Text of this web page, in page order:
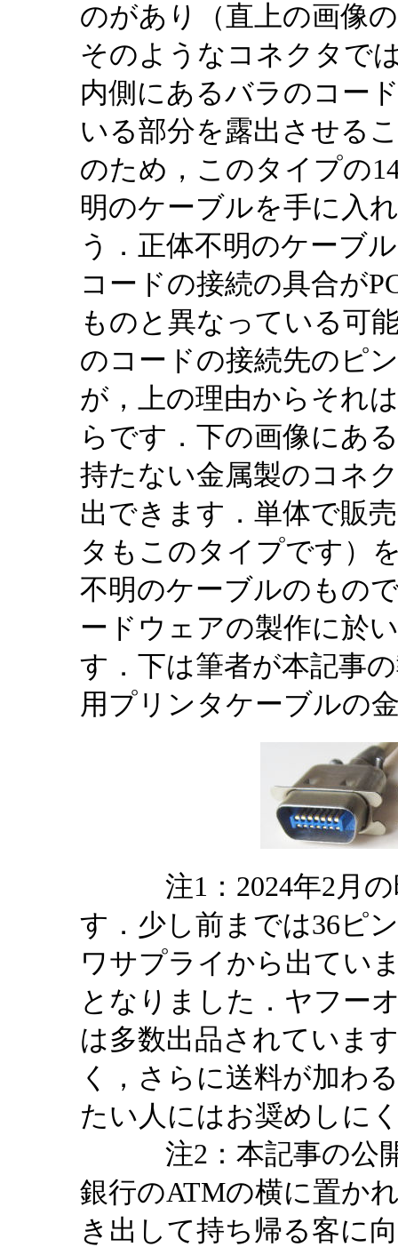
のがあり（直上の画像
そのようなコネクタで
内側にあるバラのコー
いる部分を露出させる
のため，このタイプの
明のケーブルを手に入
う．正体不明のケーブ
コードの接続の具合が
ものと異なっている可
のコードの接続先のピ
が，上の理由からそれ
らです．下の画像にあ
持たない金属製のコネ
出できます．単体で販
タもこのタイプです）
不明のケーブルのもの
ードウェアの製作に於
す．下は筆者が本記事
用プリンタケーブルの
注1：2024年2月の
す．少し前までは36ピ
ワサプライから出てい
となりました．ヤフー
は多数出品されていま
く，さらに送料が加わ
たい人にはお奨めしに
注2：本記事の公開
銀行のATMの横に置か
き出して持ち帰る客に